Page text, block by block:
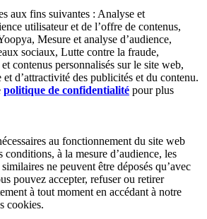
aux fins suivantes : Analyse et
utilisateur et de l’offre de contenus,
Mesure et analyse d’audience,
sociaux, Lutte contre la fraude,
contenus personnalisés sur le site web,
d’attractivité des publicités et du contenu.
politique de confidentialité pour plus
au fonctionnement du site web
conditions, à la mesure d’audience, les
ne peuvent être déposés qu’avec
pouvez accepter, refuser ou retirer
à tout moment en accédant à notre
cookies.